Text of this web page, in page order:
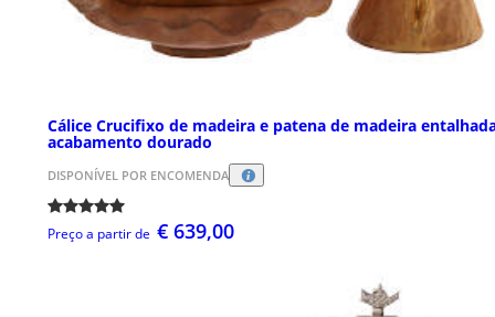
Cálice Crucifixo de madeira e patena de madeira
acabamento dourado
DISPONÍVEL POR ENCOMENDA
Preço a partir de € 639,00